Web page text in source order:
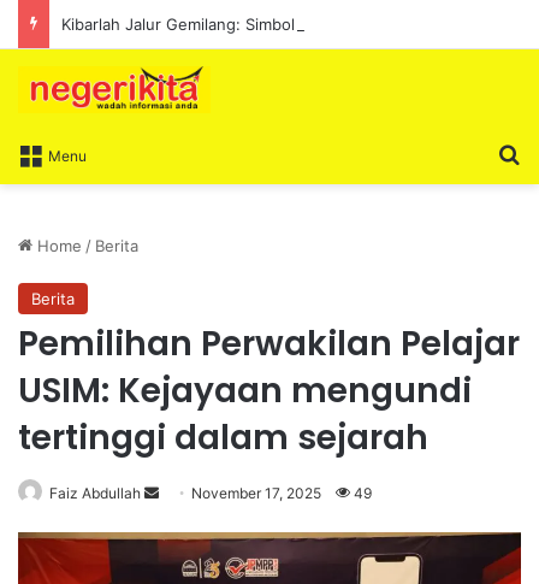
Menu
Home / Berita
Berita
Pemilihan Perwakilan Pelajar
USIM: Kejayaan mengundi
tertinggi dalam sejarah
Faiz Abdullah
n
November 17, 2025 49